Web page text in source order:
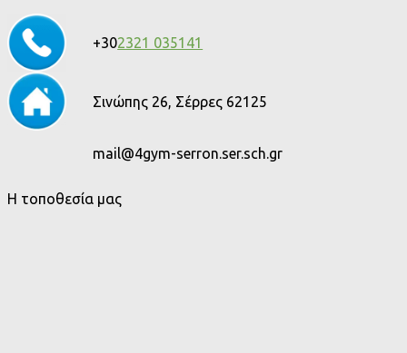
+302321 035141
Σινώπης 26, Σέρρες 62125
mail@4gym-serron.ser.sch.gr
Η τοποθεσία μας